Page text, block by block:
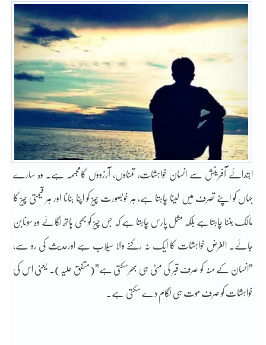
ابتدائے آفرینش سے انسان خواہشات، تمناؤں، آرزوؤں کامجسمہ ہے۔ وہ سارے
جہاں کو اپنے تصرف میں لینا چاہتا ہے، ہر خوبصورت چیز کو اپنا بنانا اور ہر قیمتی چیز کا
مالک بننا چاہتاہے بلکہ مثل پارس چاہتا ہے کہ جس چیز کو بھی ہاتھ لگائے وہ سونابن
جائے۔ الغرض خواہشات کا ایک نہ رکنے والا سیلاب ہے اورحدیث کی رو سے،
”انسان کے منہ کو صرف قبر کی مٹی ہی بھرسکتی ہے”(متفق علیہ)۔ یعنی اس کی
خواہشات کو صرف موت ہی لگام دے سکتی ہے۔